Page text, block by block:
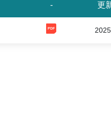
- 更
[1,